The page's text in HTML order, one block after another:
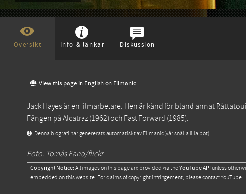
Översikt Info & länkar Diskussion
View this page in English on Filmanic
Jack Hayes är en filmarbetare. Hen är känd för bland annat
Fången på Alcatraz (1962) och Fast Forward (1985).
Denna biografi har genererats automatiskt av Filmanic (vår snälla lilla bot).
Foto: Tomás Fano/flickr
Copyright Notice: All images on this page are provided via theYouTube API unless
embedded on this website. For claims of copyright infringement, please contact